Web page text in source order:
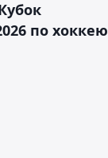
по хоккею